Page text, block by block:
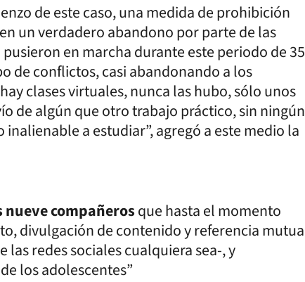
de este caso, una medida de prohibición
un verdadero abandono por parte de las
en marcha durante este periodo de 35
de conflictos, casi abandonando a los
clases virtuales, nunca las hubo, sólo unos
de algún que otro trabajo práctico, sin ningún
a estudiar”, agregó a este medio la
nueve compañerosque hasta el momento
divulgación de contenido y referencia mutua
redes sociales cualquiera sea-, y
los adolescentes”